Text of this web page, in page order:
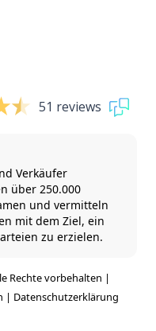
51 reviews
Verkäufer
über 250.000
und vermitteln
mit dem Ziel, ein
zu erzielen.
Rechte vorbehalten |
| Datenschutzerklärung